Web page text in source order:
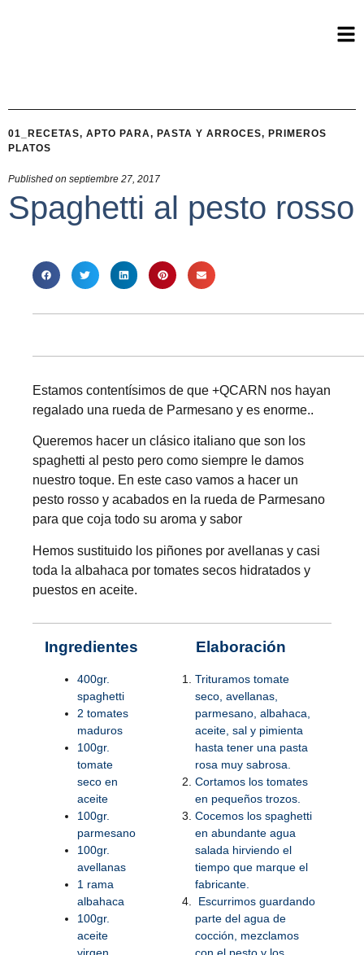
01_RECETAS, APTO PARA, PASTA Y ARROCES, PRIMEROS
PLATOS
Published on septiembre 27, 2017
Spaghetti al pesto rosso
Estamos contentísimos de que +QCARN nos hayan
regalado una rueda de Parmesano y es enorme..
Queremos hacer un clásico italiano que son los
spaghetti al pesto pero como siempre le damos
nuestro toque. En este caso vamos a hacer un
pesto rosso y acabados en la rueda de Parmesano
para que coja todo su aroma y sabor
Hemos sustituido los piñones por avellanas y casi
toda la albahaca por tomates secos hidratados y
puestos en aceite.
Ingredientes
400gr.
spaghetti
2 tomates
maduros
100gr.
tomate
seco en
aceite
100gr.
parmesano
100gr.
avellanas
1 rama
albahaca
100gr.
aceite
virgen
Elaboración
Trituramos tomate
seco, avellanas,
parmesano, albahaca,
aceite, sal y pimienta
hasta tener una pasta
rosa muy sabrosa.
Cortamos los tomates
en pequeños trozos.
Cocemos los spaghetti
en abundante agua
salada hirviendo el
tiempo que marque el
fabricante.
Escurrimos guardando
parte del agua de
cocción, mezclamos
con el pesto y los